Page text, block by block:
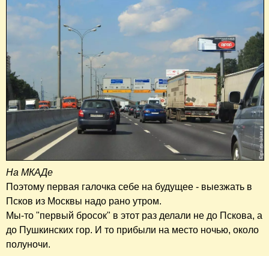
На МКАДе
Поэтому первая галочка себе на будущее - выезжать в
Псков из Москвы надо рано утром.
Мы-то "первый бросок" в этот раз делали не до Пскова, а
до Пушкинских гор. И то прибыли на место ночью, около
полуночи.